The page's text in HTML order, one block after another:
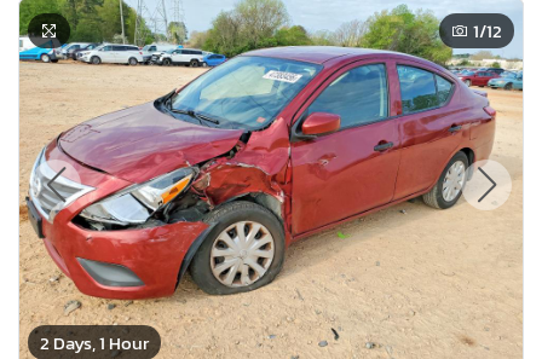
2 Days, 1 Hour
1/12